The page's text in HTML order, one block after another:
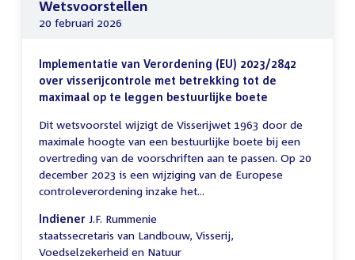
Wetsvoorstellen
20 februari 2026
Implementatie van Verordening (EU) 2023/2842
over visserijcontrole met betrekking tot de
maximaal op te leggen bestuurlijke boete
Dit wetsvoorstel wijzigt de Visserijwet 1963 door de
maximale hoogte van een bestuurlijke boete bij een
overtreding van de voorschriften aan te passen. Op 20
december 2023 is een wijziging van de Europese
controleverordening inzake het...
Indiener J.F. Rummenie
staatssecretaris van Landbouw, Visserij,
Voedselzekerheid en Natuur